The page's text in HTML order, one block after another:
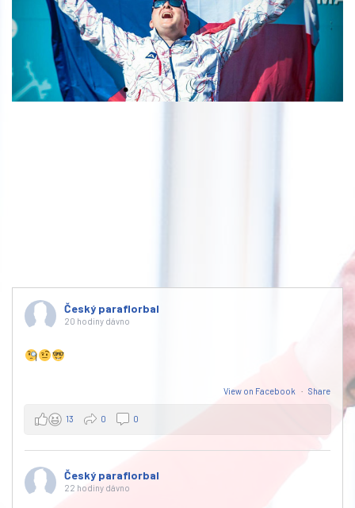
Český paraflorbal
20 hodiny dávno
View on Facebook · Share
13 0 0
Český paraflorbal
22 hodiny dávno